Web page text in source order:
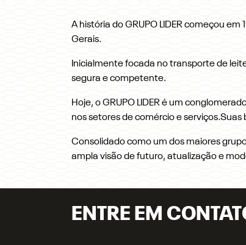
A história do GRUPO LIDER começou
Gerais.
Inicialmente focada no transporte de
segura e competente.
Hoje, o GRUPO LIDER é um
nos setores de comércio e serviços.Suas
Consolidado como um dos maiores
ampla visão de futuro, atualização e
ENTRE EM